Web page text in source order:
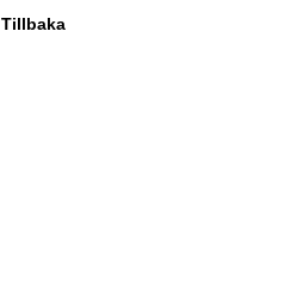
Tillbaka